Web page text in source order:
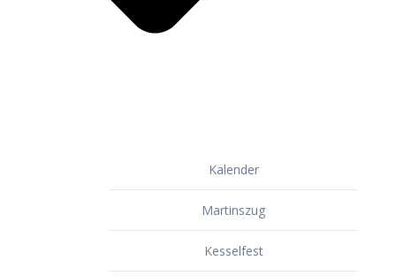
Kalender
Martinszug
Kesselfest